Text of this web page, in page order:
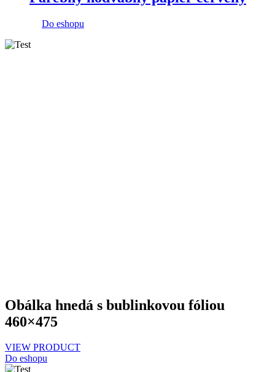
Do eshopu
Obálka hnedá s bublinkovou fóliou
460×475
VIEW PRODUCT
Do eshopu